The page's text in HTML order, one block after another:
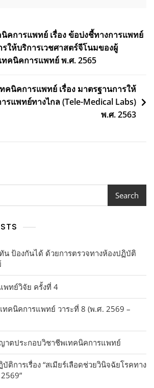
คการแพทย์ เรื่อง ข้อบ่งชี้ทางการแพทย์
ให้บริการเวชศาสตร์จีโนมของผู้
คนิคการแพทย์ พ.ศ. 2565
คนิคการแพทย์ เรื่อง มาตรฐานการให้
รแพทย์ทางไกล (Tele-Medical Labs)
พ.ศ. 2563
Search
น ป้องกันได้ ด้วยการตรวจทางห้องปฏิบัติ
พทย์วิจัย ครั้งที่ 4
ทคนิคการแพทย์ วาระที่ 8 (พ.ศ. 2569 –
าตประกอบวิชาชีพเทคนิคการแพทย์
ติการเรื่อง “สเมียร์เลือดช่วยวินิจฉัยโรคทาง